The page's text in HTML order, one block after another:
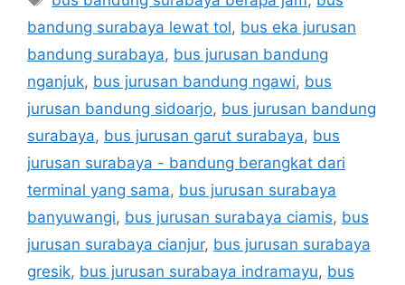
bandung surabaya lewat tol, bus eka jurusan
bandung surabaya, bus jurusan bandung
nganjuk, bus jurusan bandung ngawi, bus
jurusan bandung sidoarjo, bus jurusan bandung
surabaya, bus jurusan garut surabaya, bus
jurusan surabaya - bandung berangkat dari
terminal yang sama, bus jurusan surabaya
banyuwangi, bus jurusan surabaya ciamis, bus
jurusan surabaya cianjur, bus jurusan surabaya
gresik, bus jurusan surabaya indramayu, bus